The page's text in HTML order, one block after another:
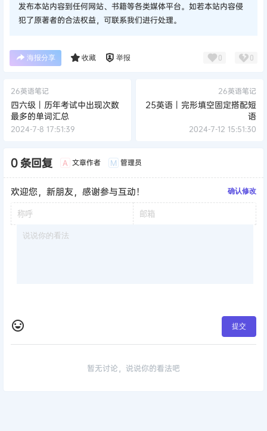
发布本站内容到任何网站、书籍等各类媒体平台。如若本站内容侵
犯了原著者的合法权益，可联系我们进行处理。
海报分享 收藏 举报 0 0
26英语笔记
四六级丨历年考试中出现次数
最多的单词汇总
2024-7-8 17:51:39
26英语笔记
25英语丨完形填空固定搭配短
语
2024-7-12 15:51:30
0 条回复 A 文章作者 M 管理员
欢迎您，新朋友，感谢参与互动！ 确认修改
提交
暂无讨论，说说你的看法吧